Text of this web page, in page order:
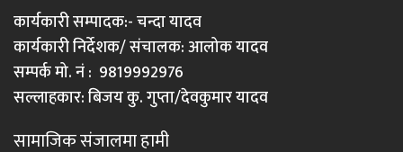
कार्यकारी सम्पादक:- चन्दा यादव
कार्यकारी निर्देशक/ संचालक: आलोक यादव
सम्पर्क मो. नं : 9819992976
सल्लाहकार: बिजय कु. गुप्ता/देवकुमार यादव
सामाजिक संजालमा हामी